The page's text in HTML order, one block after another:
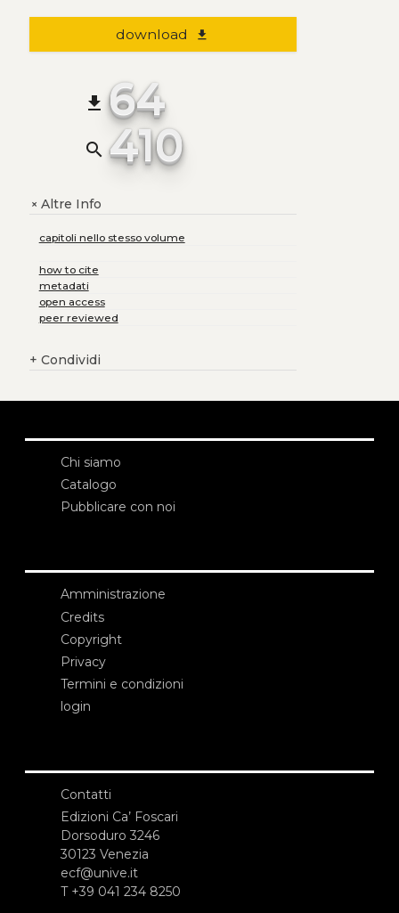
download file_download
file_download 64
search 410
+Altre Info
capitoli nello stesso volume
how to cite
metadati
open access
peer reviewed
+ Condividi
Chi siamo
Catalogo
Pubblicare con noi
Amministrazione
Credits
Copyright
Privacy
Termini e condizioni
login
Contatti
Edizioni Ca’ Foscari
Dorsoduro 3246
30123 Venezia
ecf@unive.it
T +39 041 234 8250